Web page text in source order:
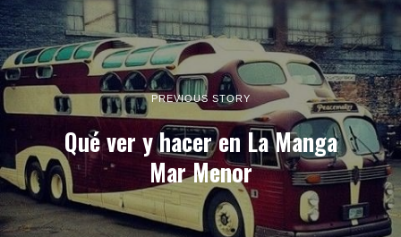
PREVIOUS STORY
Qué ver y hacer en La Manga
Mar Menor